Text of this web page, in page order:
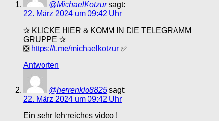
@MichaelKotzur sagt:
22. März 2024 um 09:42 Uhr
✰ KLICKE HIER & KOMM IN DIE TELEGRAMM
GRUPPE ✰
❎ https://t.me/michaelkotzur ✅
Antworten
@herrenklo8825 sagt:
22. März 2024 um 09:42 Uhr
Ein sehr lehrreiches video !